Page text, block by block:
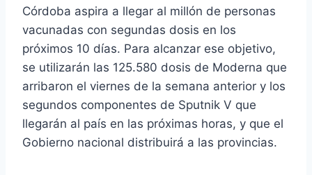
Córdoba aspira a llegar al millón de personas
vacunadas con segundas dosis en los
próximos 10 días. Para alcanzar ese objetivo,
se utilizarán las 125.580 dosis de Moderna que
arribaron el viernes de la semana anterior y los
segundos componentes de Sputnik V que
llegarán al país en las próximas horas, y que el
Gobierno nacional distribuirá a las provincias.